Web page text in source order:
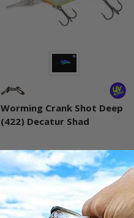
Worming Crank Shot Deep
(422) Decatur Shad
Sofort verfügbar
17,99 €*
Packung: 1 Stk.